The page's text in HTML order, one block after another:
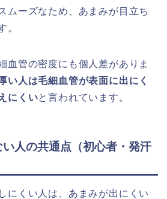
ムーズなため、あまみが目立ち
。
血管の密度にも個人差がありま
い人は毛細血管が表面に出にく
にくいと言われています。
人の共通点（初心者・発汗
にくい人は、あまみが出にくい